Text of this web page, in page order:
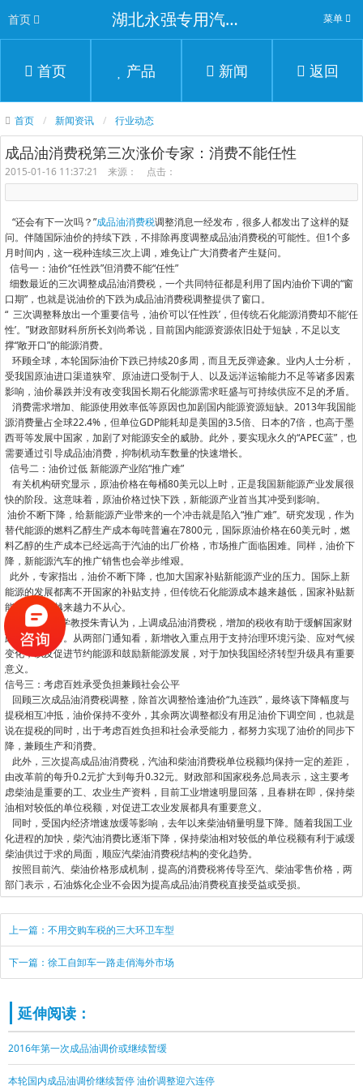
首页 湖北永强专用汽车有限公司 菜单
首页 产品 新闻 返回
首页 新闻资讯 行业动态
成品油消费税第三次涨价专家：消费不能任性
2015-01-16 11:37:21 来源： 点击：
“还会有下一次吗？”成品油消费税调整消息一经发布，很多人都发出了这样的疑
问。伴随国际油价的持续下跌，不排除再度调整成品油消费税的可能性。但1个多
月时间内，这一税种连续三次上调，难免让广大消费者产生疑问。
信号一：油价“任性跌”但消费不能“任性”
细数最近的三次调整成品油消费税，一个共同特征都是利用了国内油价下调的“窗
口期”，也就是说油价的下跌为成品油消费税调整提供了窗口。
“ 三次调整释放出一个重要信号，油价可以‘任性跌’，但传统石化能源消费却不能‘任
性’。”财政部财科所所长刘尚希说，目前国内能源资源依旧处于短缺，不足以支
撑“敞开口”的能源消费。
环顾全球，本轮国际油价下跌已持续20多周，而且无反弹迹象。业内人士分析，
受我国原油进口渠道狭窄、原油进口受制于人、以及远洋运输能力不足等诸多因素
影响，油价暴跌并没有改变我国长期石化能源需求旺盛与可持续供应不足的矛盾。
消费需求增加、能源使用效率低等原因也加剧国内能源资源短缺。2013年我国能
源消费量占全球22.4%，但单位GDP能耗却是美国的3.5倍、日本的7倍，也高于墨
西哥等发展中国家，加剧了对能源安全的威胁。此外，要实现永久的“APEC蓝”，也
需要通过引导成品油消费，抑制机动车数量的快速增长。
信号二：油价过低 新能源产业陷“推广难”
有关机构研究显示，原油价格在每桶80美元以上时，正是我国新能源产业发展很
快的阶段。这意味着，原油价格过快下跌，新能源产业首当其冲受到影响。
油价不断下降，给新能源产业带来的一个冲击就是陷入“推广难”。研究发现，作为
替代能源的燃料乙醇生产成本每吨普遍在7800元，国际原油价格在60美元时，燃
料乙醇的生产成本已经远高于汽油的出厂价格，市场推广面临困难。同样，油价下
降，新能源汽车的推广销售也会举步维艰。
此外，专家指出，油价不断下降，也加大国家补贴新能源产业的压力。国际上新
能源的发展都离不开国家的补贴支持，但传统石化能源成本越来越低，国家补贴新
能源产业就越来越力不从心。
中国人民大学教授朱青认为，上调成品油消费税，增加的税收有助于缓解国家财
政的支出压力。从两部门通知看，新增收入重点用于支持治理环境污染、应对气候
变化，以及促进节约能源和鼓励新能源发展，对于加快我国经济转型升级具有重要
意义。
信号三：考虑百姓承受负担兼顾社会公平
回顾三次成品油消费税调整，除首次调整恰逢油价“九连跌”，最终该下降幅度与
提税相互冲抵，油价保持不变外，其余两次调整都没有用足油价下调空间，也就是
说在提税的同时，出于考虑百姓负担和社会承受能力，都努力实现了油价的同步下
降，兼顾生产和消费。
此外，三次提高成品油消费税，汽油和柴油消费税单位税额均保持一定的差距，
由改革前的每升0.2元扩大到每升0.32元。财政部和国家税务总局表示，这主要考
虑柴油是重要的工、农业生产资料，目前工业增速明显回落，且春耕在即，保持柴
油相对较低的单位税额，对促进工农业发展都具有重要意义。
同时，受国内经济增速放缓等影响，去年以来柴油销量明显下降。随着我国工业
化进程的加快，柴汽油消费比逐渐下降，保持柴油相对较低的单位税额有利于减缓
柴油供过于求的局面，顺应汽柴油消费税结构的变化趋势。
按照目前汽、柴油价格形成机制，提高的消费税将传导至汽、柴油零售价格，两
部门表示，石油炼化企业不会因为提高成品油消费税直接受益或受损。
上一篇：不用交购车税的三大环卫车型
下一篇：徐工自卸车一路走俏海外市场
延伸阅读：
2016年第一次成品油调价或继续暂缓
本轮国内成品油调价继续暂停 油价调整迎六连停